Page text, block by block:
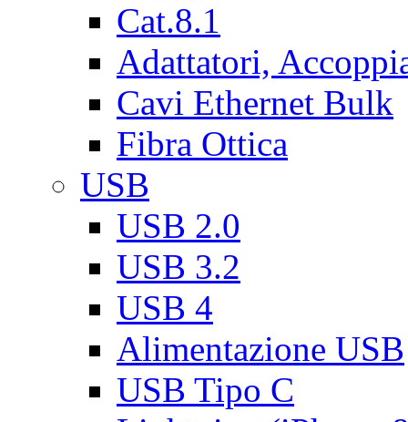
Cat.8.1
Adattatori,
Cavi Ethernet Bulk
Fibra Ottica
USB
USB 2.0
USB 3.2
USB 4
Alimentazione USB
USB Tipo C